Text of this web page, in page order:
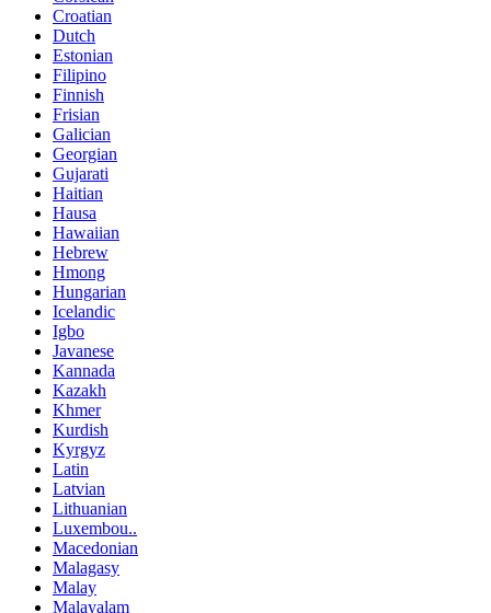
Croatian
Dutch
Estonian
Filipino
Finnish
Frisian
Galician
Georgian
Gujarati
Haitian
Hausa
Hawaiian
Hebrew
Hmong
Hungarian
Icelandic
Igbo
Javanese
Kannada
Kazakh
Khmer
Kurdish
Kyrgyz
Latin
Latvian
Lithuanian
Luxembou..
Macedonian
Malagasy
Malay
Malayalam